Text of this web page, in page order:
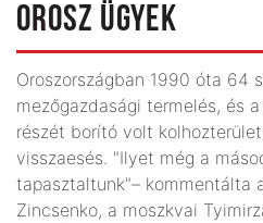
OROSZ ÜGYEK
Oroszországban 1990 óta 64
mezőgazdasági termelés, és
részét borító volt
visszaesés. "Ilyet még a
tapasztaltunk"– kommentálta
Zincsenko, a moszkvai